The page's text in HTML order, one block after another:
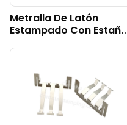
Metralla De Latón
Estampado Con Estaño